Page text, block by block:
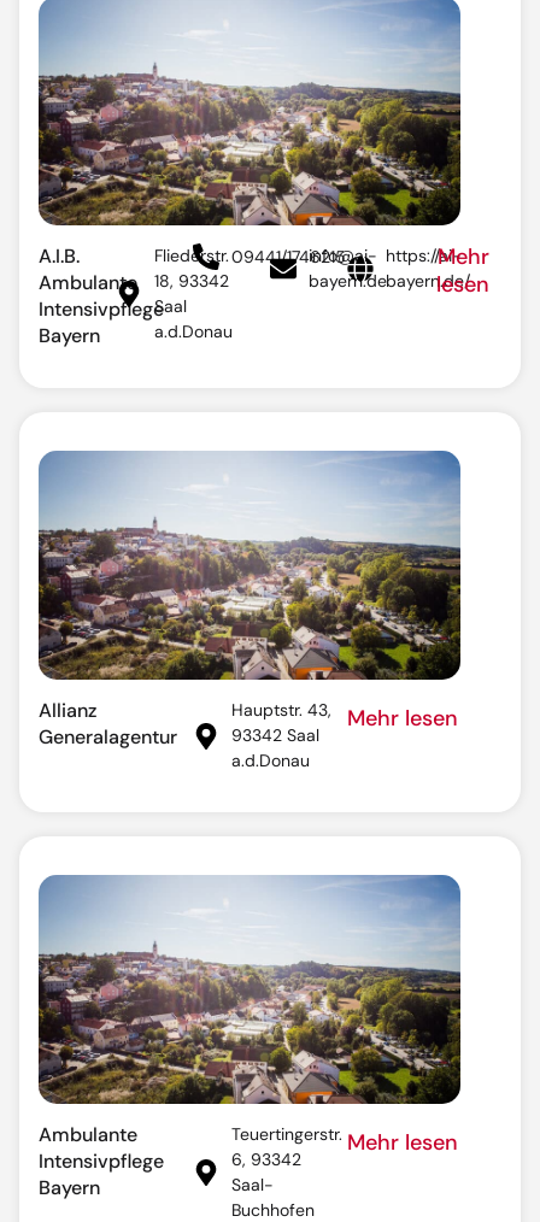
A.I.B.
Ambulante
Intensivpflege
Bayern
Fliederstr.
18, 93342
Saal
a.d.Donau
09441/1746215
info@ai-
bayern.de
https://ai-
bayern.de/
Mehr
lesen
Allianz
Generalagentur
Hauptstr. 43,
93342 Saal
a.d.Donau
Mehr lesen
Ambulante
Intensivpflege
Bayern
Teuertingerstr.
6, 93342
Saal-
Buchhofen
Mehr lesen